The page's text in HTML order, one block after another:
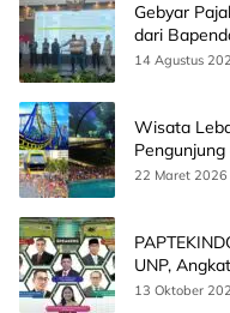
Gebyar
dari
14 Agustus
Wisata
22 Maret 2026
UNP,
Agendanya
13 Oktober